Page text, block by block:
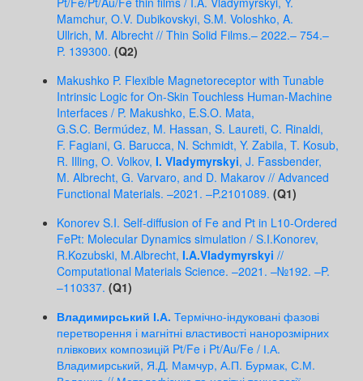
Mamchur, O.V. Dubikovskyi, S.M. Voloshko, A.
Ullrich, M. Albrecht // Thin Solid Films.– 2022.– 754.–
P. 139300. (Q2)
Makushko P. Flexible Magnetoreceptor with Tunable
Intrinsic Logic for On-Skin Touchless Human-Machine
Interfaces / P. Makushko, E.S.O. Mata,
G.S.C. Bermúdez, M. Hassan, S. Laureti, C. Rinaldi,
F. Fagiani, G. Barucca, N. Schmidt, Y. Zabila, T. Kosub,
R. Illing, O. Volkov, I. Vladymyrskyi, J. Fassbender,
M. Albrecht, G. Varvaro, and D. Makarov // Advanced
Functional Materials. –2021. –P.2101089. (Q1)
Konorev S.I. Self-diffusion of Fe and Pt in L10-Ordered
FePt: Molecular Dynamics simulation / S.I.Konorev,
R.Kozubski, M.Albrecht, I.A.Vladymyrskyi //
Computational Materials Science. –2021. –№192. –P.
–110337. (Q1)
Владимирський І.А. Термічно-індуковані фазові
перетворення і магнітні властивості нанорозмірних
плівкових композицій Pt/Fe і Pt/Au/Fe / І.А.
Владимирський, Я.Д. Мамчур, А.П. Бурмак, С.М.